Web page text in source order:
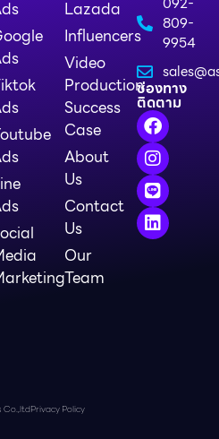
Lazada
Influencers
Video
Production
Success
Case
About
Us
Contact
Us
Our
Team
809-
9954
ช่องทาง
ติดตาม
Co.,ltdPrivacy Policy